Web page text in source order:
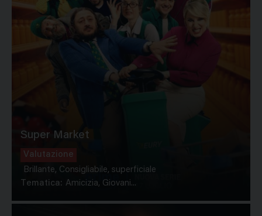
Super Market
Valutazione
Brillante, Consigliabile, superficiale
Tematica: Amicizia, Giovani...